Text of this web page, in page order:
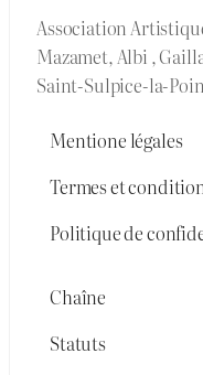
Association
Mazamet, Albi ,
Saint-Sulpice-la-
Mentione légales
Termes et
Politique de
Chaîne
Statuts